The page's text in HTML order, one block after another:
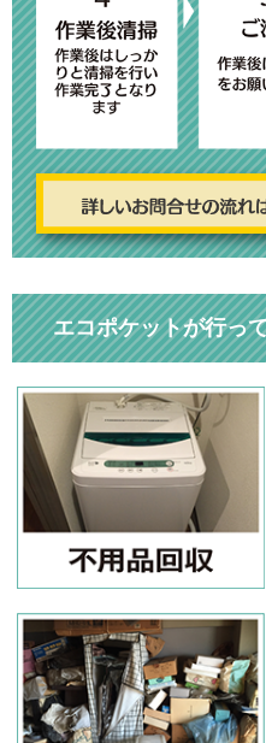
エコポケットが行っ